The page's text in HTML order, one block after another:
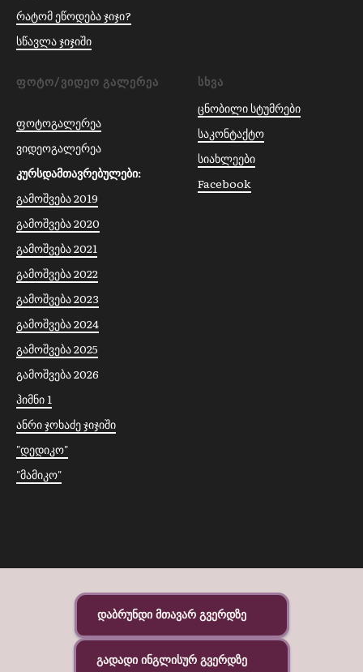
რატომ ეწოდება ჯიჯი?
სწავლა ჯიჯიში
ᲤᲝᲢᲝ/ᲕᲘᲓᲔᲝ ᲒᲐᲚᲔᲠᲔᲐ
ფოტოგალერეა
ვიდეოგალერეა
კურსდამთავრებულები:
გამოშვება 2019
გამოშვება 2020
გამოშვება 2021
გამოშვება 2022
გამოშვება 2023
გამოშვება 2024
გამოშვება 2025
გამოშვება 2026
ჰიმნი 1
ანრი ჯოხაძე ჯიჯიში
"დედიკო"
"მამიკო"
ᲡᲮᲕᲐ
ცნობილი სტუმრები
საკონტაქტო
სიახლეები
Facebook
დაბრუნდი მთავარ გვერდზე
გადადი ინგლისურ გვერდზე